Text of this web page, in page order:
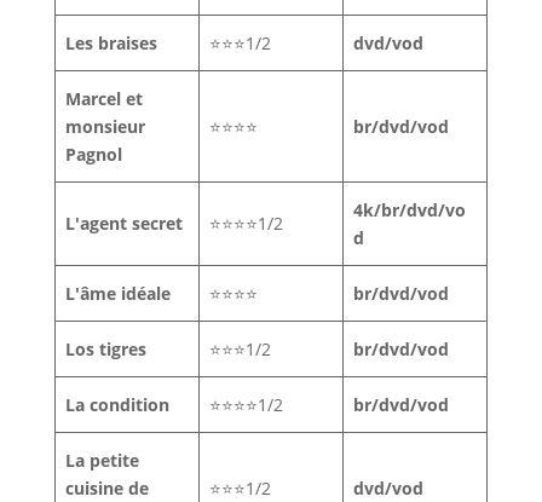
Les braises ⭐⭐⭐1/2 dvd/vod
Marcel et
monsieur
Pagnol
⭐⭐⭐⭐ br/dvd/vod
L'agent secret ⭐⭐⭐⭐1/2
4k/br/dvd/vo
d
L'âme idéale ⭐⭐⭐⭐ br/dvd/vod
Los tigres ⭐⭐⭐1/2 br/dvd/vod
La condition ⭐⭐⭐⭐1/2 br/dvd/vod
La petite
cuisine de
⭐⭐⭐1/2 dvd/vod